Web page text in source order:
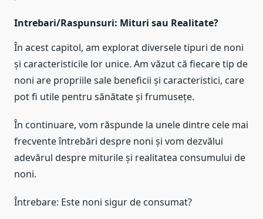
Intrebari/Raspunsuri: Mituri sau Realitate?
În acest capitol, am explorat diversele tipuri de noni
și caracteristicile lor unice. Am văzut că fiecare tip de
noni are propriile sale beneficii și caracteristici, care
pot fi utile pentru sănătate și frumusețe.
În continuare, vom răspunde la unele dintre cele mai
frecvente întrebări despre noni și vom dezvălui
adevărul despre miturile și realitatea consumului de
noni.
Întrebare: Este noni sigur de consumat?